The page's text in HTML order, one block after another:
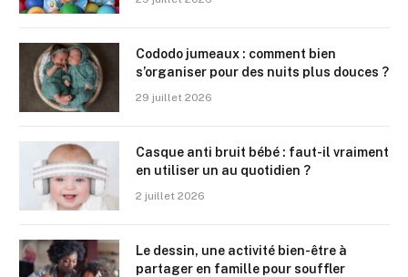
Cododo jumeaux : comment bien
s’organiser pour des nuits plus douces ?
29 juillet 2026
Casque anti bruit bébé : faut-il vraiment
en utiliser un au quotidien ?
2 juillet 2026
Le dessin, une activité bien-être à
partager en famille pour souffler